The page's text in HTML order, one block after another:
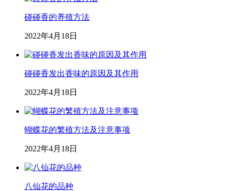
碰碰香的养殖方法
2022年4月18日
碰碰香发出香味的原因及其作用
2022年4月18日
蝴蝶花的繁殖方法及注意事项
2022年4月18日
八仙花的品种